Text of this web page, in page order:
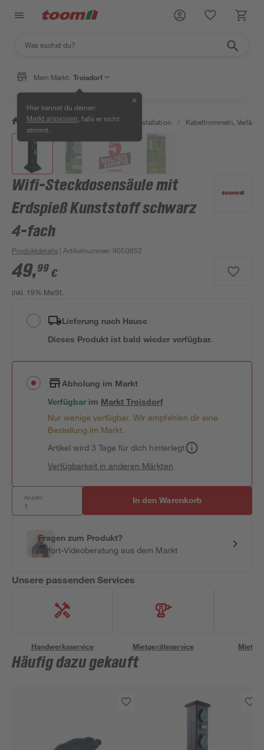
Mein Markt: Troisdorf
Hier kannst du deinen
Markt anpassen , falls er nicht
stimmt.
✕
/ Bauen & Renovieren / Elektroinstallation / Kabeltrommeln,
Wifi-Steckdosensäule mit
Erdspieß Kunststoff schwarz
4-fach
Produktdetails | Artikelnummer:9050852
49,99 €
inkl. 19% MwSt.
Lieferung nach Hause
Dieses Produkt ist bald wieder verfügbar.
Abholung im Markt
Verfügbar im MarktTroisdorf
Nur wenige verfügbar. Wir empfehlen dir eine
Bestellung im Markt.
Artikel wird 3 Tage für dich hinterlegt
Verfügbarkeit in anderen Märkten
Anzahl: In den Warenkorb
Fragen zum Produkt?
Sofort-Videoberatung aus dem Markt
Unsere passenden Services
Handwerksservice Mietgeräteservice
Häufig dazu gekauft